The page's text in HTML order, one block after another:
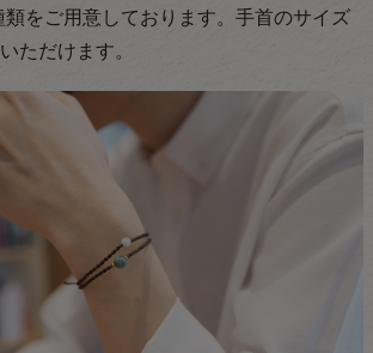
類をご用意しております。手首のサイズ
ただけます。